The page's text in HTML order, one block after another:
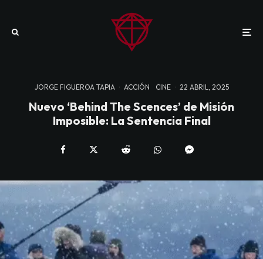
JORGE FIGUEROA TAPIA · ACCIÓN CINE · 22 ABRIL, 2025
Nuevo ‘Behind The Scences’ de Misión
Imposible: La Sentencia Final